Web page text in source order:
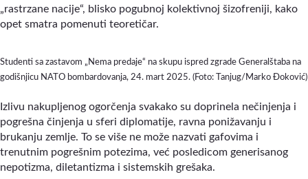
„rastrzane nacije“, blisko pogubnoj kolektivnoj šizofreniji, kako
opet smatra pomenuti teoretičar.
Studenti sa zastavom „Nema predaje“ na skupu ispred zgrade Generalštaba na
godišnjicu NATO bombardovanja, 24. mart 2025. (Foto: Tanjug/Marko Đoković)
Izlivu nakupljenog ogorčenja svakako su doprinela nečinjenja i
pogrešna činjenja u sferi diplomatije, ravna ponižavanju i
brukanju zemlje. To se više ne može nazvati gafovima i
trenutnim pogrešnim potezima, već posledicom generisanog
nepotizma, diletantizma i sistemskih grešaka.